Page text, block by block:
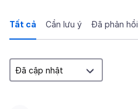
Tất cả Cần lưu ý Đã phản hồi